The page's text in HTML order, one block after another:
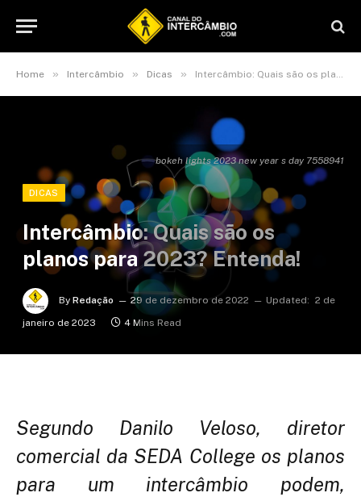
Home » Intercâmbio » Dicas » Intercâmbio: Quais são os planos para 2023? Entenda!
bokeh lights 2023 new year s day 7558941
DICAS
Intercâmbio: Quais são os
planos para 2023? Entenda!
By Redação 29 de dezembro de 2022 Updated: 2 de
janeiro de 2023
4 Mins Read
Segundo Danilo Veloso, diretor
comercial da SEDA College os planos
para um intercâmbio podem,